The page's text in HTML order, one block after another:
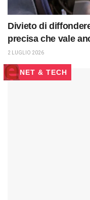
Divieto di
precisa che vale
2 LUGLIO 2026
NET & TECH